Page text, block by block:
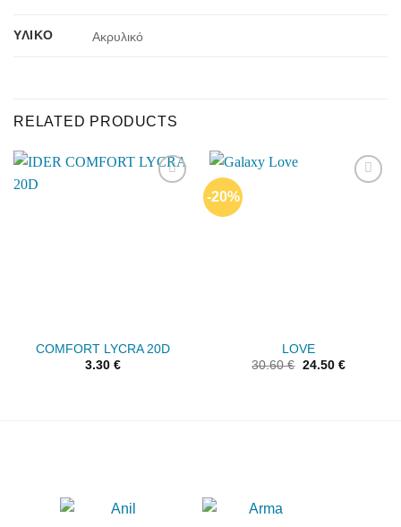
ΥΛΙΚΌ Ακρυλικό
RELATED PRODUCTS
COMFORT LYCRA 20D
3.30 €
-20%
LOVE
30.60€ 24.50 €